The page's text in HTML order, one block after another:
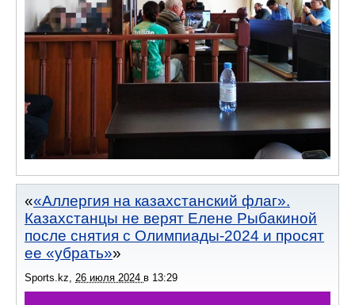
«Аллергия на казахстанский флаг».
Казахстанцы не верят Елене Рыбакиной
после снятия с Олимпиады-2024 и просят
ее «убрать»
Sports.kz, 26 июля 2024 в 13:29